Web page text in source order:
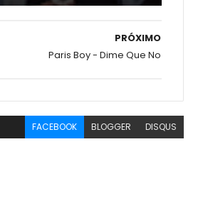
PRÓXIMO
Paris Boy - Dime Que No
FACEBOOK BLOGGER DISQUS